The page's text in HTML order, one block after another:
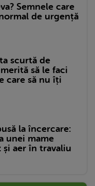
Semnele care
de urgență
scurtă de
să le faci
care să nu îți
la încercare:
unei mame
și aer în travaliu